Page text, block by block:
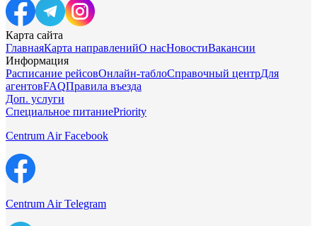
Карта сайта
ГлавнаяКарта направленийО насНовостиВакансии
Информация
Расписание рейсовОнлайн-таблоСправочный центрДля
агентовFAQПравила въезда
Доп. услуги
Специальное питаниеPriority
Centrum Air Facebook
Centrum Air Telegram